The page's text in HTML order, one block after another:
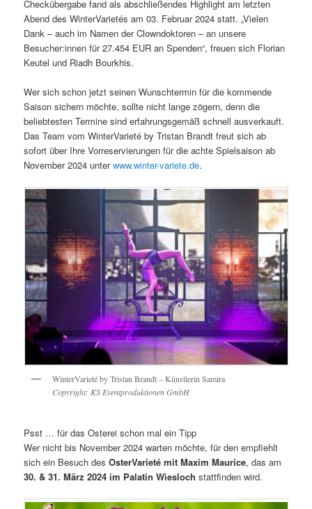
Checkübergabe fand als abschließendes Highlight am letzten
Abend des WinterVarietés am 03. Februar 2024 statt. „Vielen
Dank – auch im Namen der Clowndoktoren – an unsere
Besucher:innen für 27.454 EUR an Spenden“, freuen sich Florian
Keutel und Riadh Bourkhis.
Wer sich schon jetzt seinen Wunschtermin für die kommende
Saison sichern möchte, sollte nicht lange zögern, denn die
beliebtesten Termine sind erfahrungsgemäß schnell ausverkauft.
Das Team vom WinterVarieté by Tristan Brandt freut sich ab
sofort über Ihre Vorreservierungen für die achte Spielsaison ab
November 2024 unterwww.winter-variete.de.
WinterVarieté by Tristan Brandt – Künstlerin Samira
Copyright: KS Eventproduktionen GmbH
Psst … für das Osterei schon mal ein Tipp
Wer nicht bis November 2024 warten möchte, für den empfiehlt
sich ein Besuch desOsterVarieté mit Maxim Maurice, das am
30. & 31. März 2024 im Palatin Wiesloch stattfinden wird.